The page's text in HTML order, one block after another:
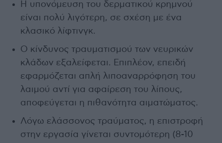
Η υπονόμευση του δερματικού κρημνού
είναι πολύ λιγότερη, σε σχέση με ένα
κλασικό λίφτινγκ.
Ο κίνδυνος τραυματισμού των νευρικών
κλάδων εξαλείφεται. Επιπλέον, επειδή
εφαρμόζεται απλή λιποαναρρόφηση του
λαιμού αντί για αφαίρεση του λίπους,
αποφεύγεται η πιθανότητα αιματώματος.
Λόγω ελάσσονος τραύματος, η επιστροφή
στην εργασία γίνεται συντομότερη (8-10